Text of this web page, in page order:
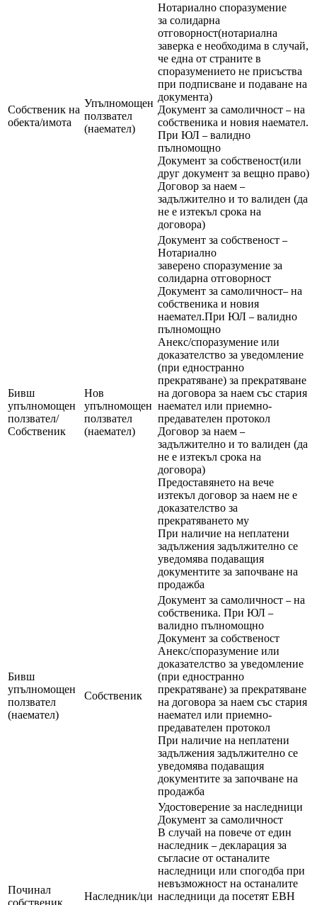
Собственик на
обекта/имота
Упълномощен
ползвател
(наемател)
Нотариално споразумение
за солидарна
отговорност(нотариална
заверка е необходима в случай,
че една от страните в
споразумението не присъства
при подписване и подаване на
документа)
Документ за самоличност – на
собственика и новия наемател.
При ЮЛ – валидно
пълномощно
Документ за собственост(или
друг документ за вещно право)
Договор за наем –
задължително и то валиден (да
не е изтекъл срока на
договора)
Бивш
упълномощен
ползвател/
Собственик
Нов
упълномощен
ползвател
(наемател)
Документ за собственост –
Нотариално
заверено споразумение за
солидарна отговорност
Документ за самоличност– на
собственика и новия
наемател.При ЮЛ – валидно
пълномощно
Анекс/споразумение или
доказателство за уведомление
(при едностранно
прекратяване) за прекратяване
на договора за наем със стария
наемател или приемно-
предавателен протокол
Договор за наем –
задължително и то валиден (да
не е изтекъл срока на
договора)
Предоставянето на вече
изтекъл договор за наем не е
доказателство за
прекратяването му
При наличие на неплатени
задължения задължително се
уведомява подаващия
документите за започване на
продажба
Бивш
упълномощен
ползвател
(наемател)
Собственик
Документ за самоличност – на
собственика. При ЮЛ –
валидно пълномощно
Документ за собственост
Анекс/споразумение или
доказателство за уведомление
(при едностранно
прекратяване) за прекратяване
на договора за наем със стария
наемател или приемно-
предавателен протокол
При наличие на неплатени
задължения задължително се
уведомява подаващия
документите за започване на
продажба
Починал
собственик
Наследник/ци
Удостоверение за наследници
Документ за самоличност
В случай на повече от един
наследник –декларация за
съгласие от останалите
наследници или спогодба при
невъзможност на останалите
наследници да посетят ЕВН